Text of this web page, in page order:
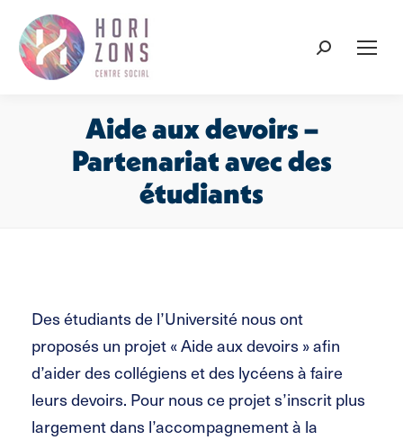
Recherche
Aide aux devoirs –
Partenariat avec des
étudiants
Des étudiants de l’Université nous ont
proposés un projet « Aide aux devoirs » afin
d’aider des collégiens et des lycéens à faire
leurs devoirs. Pour nous ce projet s’inscrit plus
largement dans l’accompagnement à la